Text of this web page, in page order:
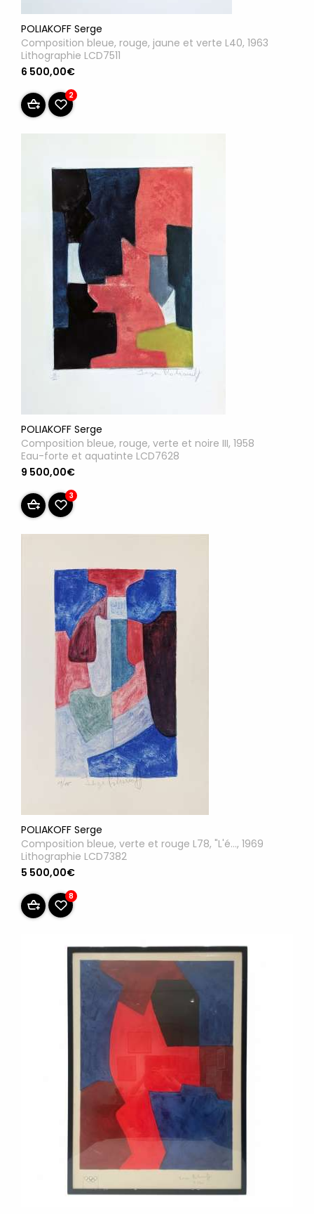
POLIAKOFF Serge
Composition bleue, rouge, jaune et verte L40, 1963
Lithographie LCD7511
6 500,00€
2
POLIAKOFF Serge
Composition bleue, rouge, verte et noire III, 1958
Eau-forte et aquatinte LCD7628
9 500,00€
3
POLIAKOFF Serge
Composition bleue, verte et rouge L78, "L'é..., 1969
Lithographie LCD7382
5 500,00€
8